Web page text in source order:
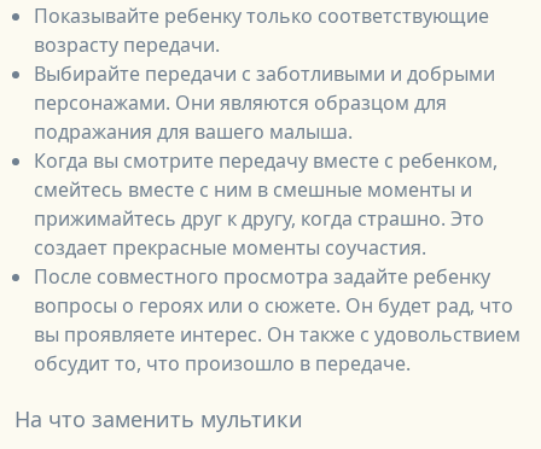
Показывайте ребенку только соответствующие
возрасту передачи.
Выбирайте передачи с заботливыми и добрыми
персонажами. Они являются образцом для
подражания для вашего малыша.
Когда вы смотрите передачу вместе с ребенком,
смейтесь вместе с ним в смешные моменты и
прижимайтесь друг к другу, когда страшно. Это
создает прекрасные моменты соучастия.
После совместного просмотра задайте ребенку
вопросы о героях или о сюжете. Он будет рад, что
вы проявляете интерес. Он также с удовольствием
обсудит то, что произошло в передаче.
На что заменить мультики